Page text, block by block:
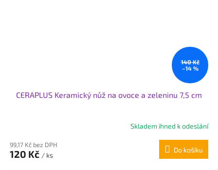
140 Kč
–14 %
CERAPLUS Keramický nůž na ovoce a zeleninu 7,5 cm
Skladem ihned k odeslání
99,17 Kč bez DPH
120 Kč / ks
Do košíku